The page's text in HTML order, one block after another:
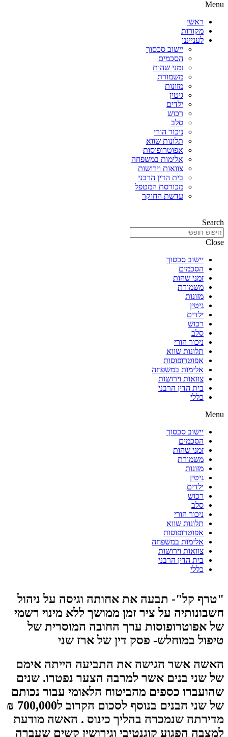
Menu
ראשי
מקורות
לענייננו
יישוב סכסוך
הסכמים
זמני שהות
משמורת
מזונות
גיטין
ילדים
רכוש
סלב
ניכור הורי
תלונות שווא
אפוטרופוסות
אלימות במשפחה
צוואות וירושות
בית הדין הרבני
מכורסת המטפל
עדשת החוקר
Search
Close
יישוב סכסוך
הסכמים
זמני שהות
משמורת
מזונות
גיטין
ילדים
רכוש
סלב
ניכור הורי
תלונות שווא
אפוטרופוסות
אלימות במשפחה
צוואות וירושות
בית הדין הרבני
כללי
Menu
יישוב סכסוך
הסכמים
זמני שהות
משמורת
מזונות
גיטין
ילדים
רכוש
סלב
ניכור הורי
תלונות שווא
אפוטרופוסות
אלימות במשפחה
צוואות וירושות
בית הדין הרבני
כללי
"טרף קל"- תבעה את אחותה וגיסה על ניהול
חשבונותיה על ציר זמן ממושך ללא מינוי רשמי
של אפוטרופוסות ערך החובה המוסרית של
טיפול במוחלש- פסק דין של ארז שני
האשה אשר הגישה את התביעה הייתה אימם
של שני בנים אשר למרבה הצער נפטרו. שנים
שהועברו כספים מהביטוח הלאומי עבור נכותם
של שני הבנים בנוסף לסכום הקרוב ל700,000 ₪
מדירתה שנמכרה בהליך כינוס . האשה מודעת
למצבה הפגוע קוגנטיבי וגירושין קשים שעברה